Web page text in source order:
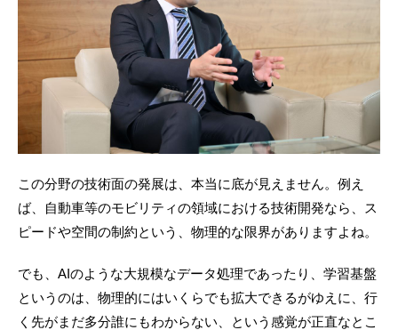
この分野の技術面の発展は、本当に底が見えません。例え
ば、自動車等のモビリティの領域における技術開発なら、ス
ピードや空間の制約という、物理的な限界がありますよね。
でも、AIのような大規模なデータ処理であったり、学習基盤
というのは、物理的にはいくらでも拡大できるがゆえに、行
く先がまだ多分誰にもわからない、という感覚が正直なとこ